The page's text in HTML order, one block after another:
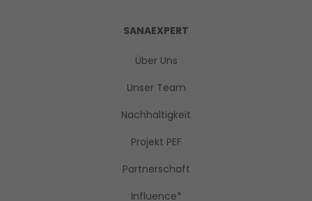
SANAEXPERT
Über Uns
Unser Team
Nachhaltigkeit
Projekt PEF
Partnerschaft
Influence*